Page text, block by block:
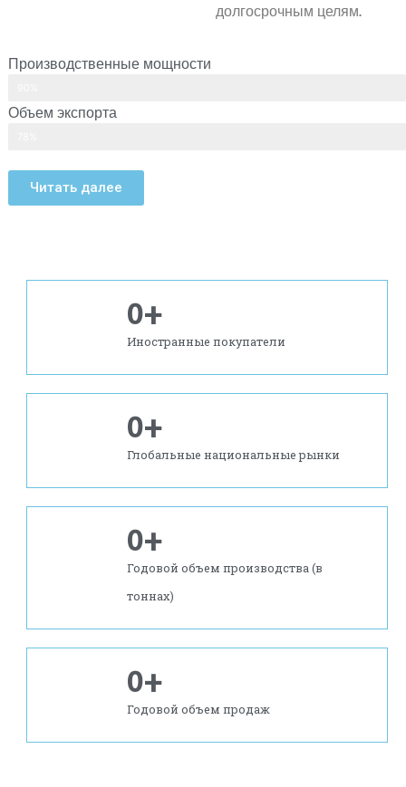
долгосрочным целям.
Производственные мощности
Объем экспорта
Читать далее
Иностранные покупатели
0+
Глобальные национальные рынки
0+
Годовой объем производства (в
тоннах)
0+
Годовой объем продаж
0+